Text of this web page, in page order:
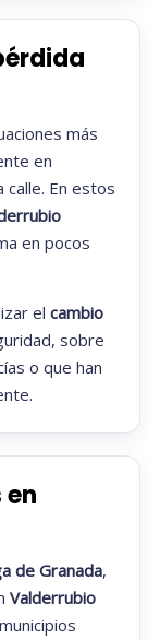
más
en
calle. En estos
en pocos
el cambio
sobre
o que han
de Granada,
Valderrubio